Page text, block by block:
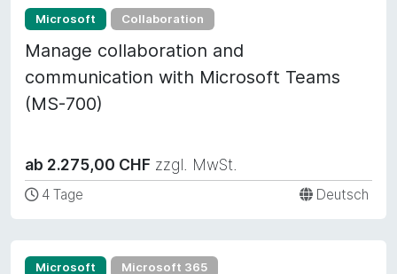
Microsoft Collaboration
Manage collaboration and
communication with Microsoft Teams
(MS-700)
ab 2.275,00 CHF zzgl. MwSt.
4 Tage Deutsch
Microsoft Microsoft 365